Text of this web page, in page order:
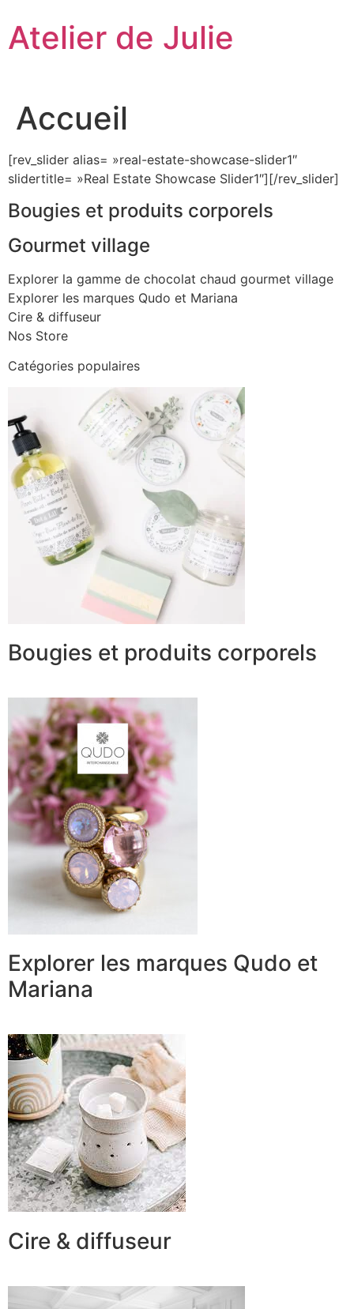
contenu
Atelier de Julie
Accueil
[rev_slider alias= »real-estate-showcase-slider1″
slidertitle= »Real Estate Showcase Slider1″][/rev_slider]
Bougies et produits corporels
Gourmet village
Explorer la gamme de chocolat chaud gourmet village
Explorer les marques Qudo et Mariana
Cire & diffuseur
Nos Store
Catégories populaires
Bougies et produits corporels
Explorer les marques Qudo et
Mariana
Cire & diffuseur